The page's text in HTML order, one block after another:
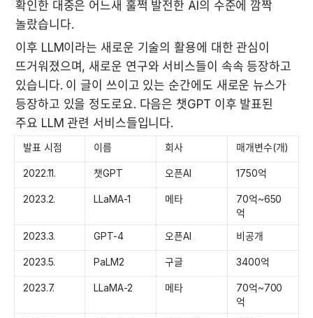
확인한 대중은 어느새 훌쩍 발전한 AI의 수준에 깜짝
놀랐습니다.
이후 LLM이라는 새로운 기술의 활용에 대한 관심이
뜨거워졌으며, 새로운 연구와 서비스들이 속속 등장하고
있습니다. 이 글이 쓰이고 있는 순간에도 새로운 뉴스가
등장하고 있을 정도로요. 다음은 챗GPT 이후 발표된
주요 LLM 관련 서비스들입니다.
발표 시점 이름 회사 매개변수(개)
2022.11. 챗GPT 오픈AI 1750억
2023.2. LLaMA-1 메타
70억~650
억
2023.3.
GPT-4 오픈AI 비공개
2023.5. PaLM2 구글 3400억
2023.7. LLaMA-2 메타
70억~700
억